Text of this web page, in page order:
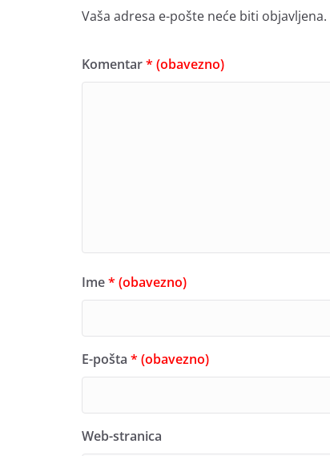
Vaša adresa e-pošte neće biti objavljena.
Komentar* (obavezno)
Ime* (obavezno)
E-pošta * (obavezno)
Web-stranica